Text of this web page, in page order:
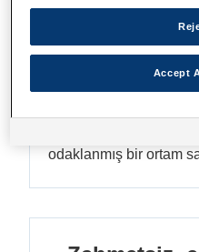
Sessiz
36 dB veya Eko
sürükleyici görsel
odaklanmış bir ortam
Accept